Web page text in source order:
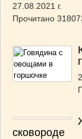
27.08.2021 г.
Прочитано
сковороде